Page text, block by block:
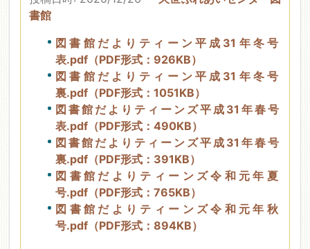
書館
図書館だよりティーン平成31年冬号
表.pdf（PDF形式：926KB）
図書館だよりティーン平成31年冬号
裏.pdf（PDF形式：1051KB）
図書館だよりティーンズ平成31年春号
表.pdf（PDF形式：490KB）
図書館だよりティーンズ平成31年春号
裏.pdf（PDF形式：391KB）
図書館だよりティーンズ令和元年夏
号.pdf（PDF形式：765KB）
図書館だよりティーンズ令和元年秋
号.pdf（PDF形式：894KB）